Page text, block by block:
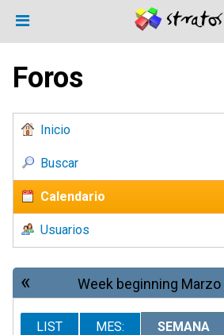
Foros
Inicio
Buscar
Calendario
Usuarios
« Week beginning Marzo
LIST MES: SEMANA